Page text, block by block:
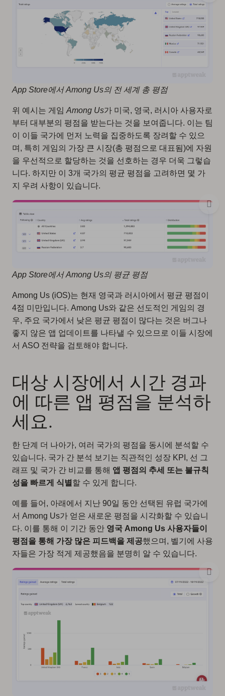
App Store에서 Among Us의 전 세계 총 평점
위 예시는 게임 Among Us가 미국, 영국, 러시아 사용자로
부터 대부분의 평점을 받는다는 것을 보여줍니다. 이는 팀
이 이들 국가에 먼저 노력을 집중하도록 장려할 수 있으
며, 특히 게임의 가장 큰 시장(총 평점으로 대표됨)에 자원
을 우선적으로 할당하는 것을 선호하는 경우 더욱 그렇습
니다. 하지만 이 3개 국가의 평균 평점을 고려하면 몇 가
지 우려 사항이 있습니다.
App Store에서 Among Us의 평균 평점
Among Us (iOS)는 현재 영국과 러시아에서 평균 평점이
4점 미만입니다. Among Us와 같은 선도적인 게임의 경
우, 주요 국가에서 낮은 평균 평점이 많다는 것은 버그나
좋지 않은 앱 업데이트를 나타낼 수 있으므로 이들 시장에
서 ASO 전략을 검토해야 합니다.
대상 시장에서 시간 경과
에 따른 앱 평점을 분석하
세요.
한 단계 더 나아가, 여러 국가의 평점을 동시에 분석할 수
있습니다. 국가 간 분석 보기는 직관적인 성장 KPI, 선 그
래프 및 국가 간 비교를 통해 앱 평점의 추세 또는 불규칙
성을 빠르게 식별 할 수 있게 합니다.
예를 들어, 아래에서 지난 90일 동안 선택된 유럽 국가에
서 Among Us가 얻은 새로운 평점을 시각화할 수 있습니
다. 이를 통해 이 기간 동안 영국 Among Us 사용자들이
평점을 통해 가장 많은 피드백을 제공했으며, 벨기에 사용
자들은 가장 적게 제공했음을 분명히 알 수 있습니다.